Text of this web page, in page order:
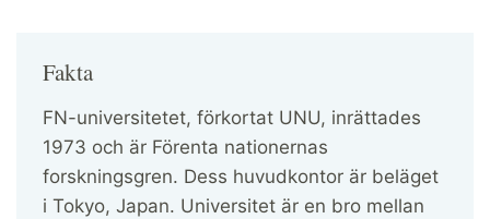
Fakta
FN-universitetet, förkortat UNU, inrättades
1973 och är Förenta nationernas
forskningsgren. Dess huvudkontor är beläget
i Tokyo, Japan. Universitet är en bro mellan